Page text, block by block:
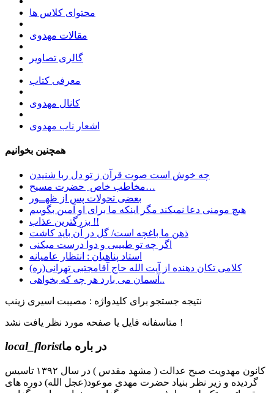
محتوای کلاس ها
مقالات مهدوی
گالری تصاویر
معرفی کتاب
کانال مهدوی
اشعار ناب مهدوی
همچنین بخوانیم
چه خوش است صوت قرآن ز تو دل ربا شنیدن
مخاطب خاص ِ حضرت مسیح…
بعضی تحولات پس از ظهــور
هیچ مومنی دعا نمیکند مگر اینکه ما برای او آمین بگوییم
بزرگترین عذاب !!
ﺫﻫﻦ ﻣﺎ ﺑﺎﻏﭽﻪ ﺍﺳﺖ/ ﮔﻞ ﺩﺭ ﺁﻥ ﺑﺎﯾﺪ ﮐﺎﺷﺖ
اگر چه تو طبیبی و دوا درست میکنی
استاد پناهیان : انتظار عامیانه
کلامی تکان دهنده از آیت الله حاج آقامجتبی تهرانی(ره)
آسمان می بارد هر چه که بخواهی..
نتیجه جستجو برای کلیدواژه : مصیبت اسیری زینب
متاسفانه فایل یا صفحه مورد نظر یافت نشد !
local_floristدر باره ما
کانون مهدویت صبح عدالت ( مشهد مقدس ) در سال ۱۳۹۲ تاسیس
گردیده و زیر نظر بنیاد حضرت مهدی موعود(عجل الله) دوره های